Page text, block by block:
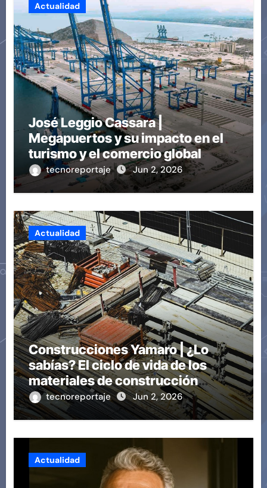
Actualidad
José Leggio Cassara |
Megapuertos y su impacto en el
turismo y el comercio global
tecnoreportaje Jun 2, 2026
Actualidad
Construcciones Yamaro | ¿Lo
sabías? El ciclo de vida de los
materiales de construcción
revoluciona eficiencia en
proyectos modernos
tecnoreportaje Jun 2, 2026
Actualidad